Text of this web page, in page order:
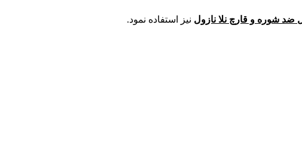
ضد شوره و قارچ نلا نازول نیز استفاده نمود.